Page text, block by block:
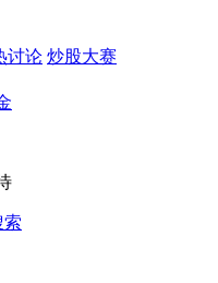
讨论 炒股大赛
索